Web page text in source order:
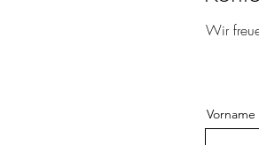
Wir
Vorname